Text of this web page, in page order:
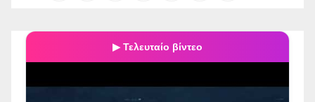
▶ Τελευταίο βίντεο